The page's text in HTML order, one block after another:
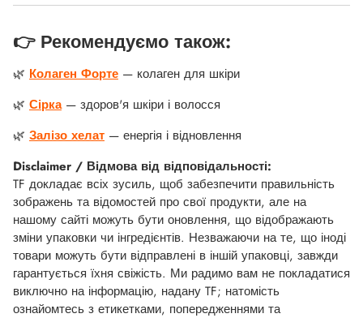
👉 Рекомендуємо також:
🌿 Колаген Форте — колаген для шкіри
🌿 Сірка— здоров'я шкіри і волосся
🌿 Залізо хелат — енергія і відновлення
Disclaimer / Відмова від відповідальності:
TF докладає всіх зусиль, щоб забезпечити правильність
зображень та відомостей про свої продукти, але на
нашому сайті можуть бути оновлення, що відображають
зміни упаковки чи інгредієнтів. Незважаючи на те, що іноді
товари можуть бути відправлені в іншій упаковці, завжди
гарантується їхня свіжість. Ми радимо вам не покладатися
виключно на інформацію, надану TF; натомість
ознайомтесь з етикетками, попередженнями та